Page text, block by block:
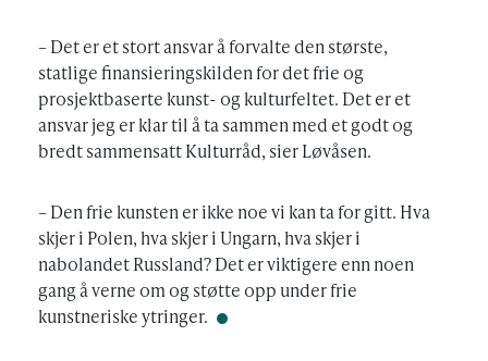
– Det er et stort ansvar å forvalte den største,
statlige finansieringskilden for det frie og
prosjektbaserte kunst- og kulturfeltet. Det er et
ansvar jeg er klar til å ta sammen med et godt og
bredt sammensatt Kulturråd, sier Løvåsen.
– Den frie kunsten er ikke noe vi kan ta for gitt. Hva
skjer i Polen, hva skjer i Ungarn, hva skjer i
nabolandet Russland? Det er viktigere enn noen
gang å verne om og støtte opp under frie
kunstneriske ytringer.